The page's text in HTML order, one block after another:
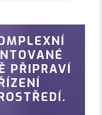
PŘIPRAVÍ